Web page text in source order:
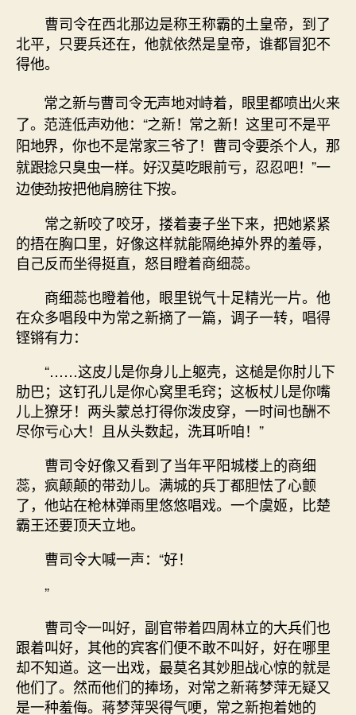
曹司令在西北那边是称王称霸的土皇帝，到了
北平，只要兵还在，他就依然是皇帝，谁都冒犯不
得他。
常之新与曹司令无声地对峙着，眼里都喷出火来
了。范涟低声劝他：“之新！常之新！这里可不是平
阳地界，你也不是常家三爷了！曹司令要杀个人，那
就跟捻只臭虫一样。好汉莫吃眼前亏，忍忍吧！”一
边使劲按把他肩膀往下按。
常之新咬了咬牙，搂着妻子坐下来，把她紧紧
的捂在胸口里，好像这样就能隔绝掉外界的羞辱，
自己反而坐得挺直，怒目瞪着商细蕊。
商细蕊也瞪着他，眼里锐气十足精光一片。他
在众多唱段中为常之新摘了一篇，调子一转，唱得
铿锵有力：
“……这皮儿是你身儿上躯壳，这槌是你肘儿下
肋巴；这钉孔儿是你心窝里毛窍；这板杖儿是你嘴
儿上獠牙！两头蒙总打得你泼皮穿，一时间也酬不
尽你亏心大！且从头数起，洗耳听咱！”
曹司令好像又看到了当年平阳城楼上的商细
蕊，疯颠颠的带劲儿。满城的兵丁都胆怯了心颤
了，他站在枪林弹雨里悠悠唱戏。一个虞姬，比楚
霸王还要顶天立地。
曹司令大喊一声：“好！
”
曹司令一叫好，副官带着四周林立的大兵们也
跟着叫好，其他的宾客们便不敢不叫好，好在哪里
却不知道。这一出戏，最莫名其妙胆战心惊的就是
他们了。然而他们的捧场，对常之新蒋梦萍无疑又
是一种羞侮。蒋梦萍哭得气哽，常之新抱着她的